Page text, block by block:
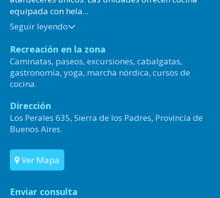
equipada con hela...
Seguir leyendo
Recreación en la zona
Caminatas, paseos, excursiones, cabalgatas,
gastronomía, yoga, marcha nórdica, cursos de
cocina.
Dirección
Los Perales 635, Sierra de los Padres, Provincia de
Buenos Aires.
Ver Mapa
Enviar consulta